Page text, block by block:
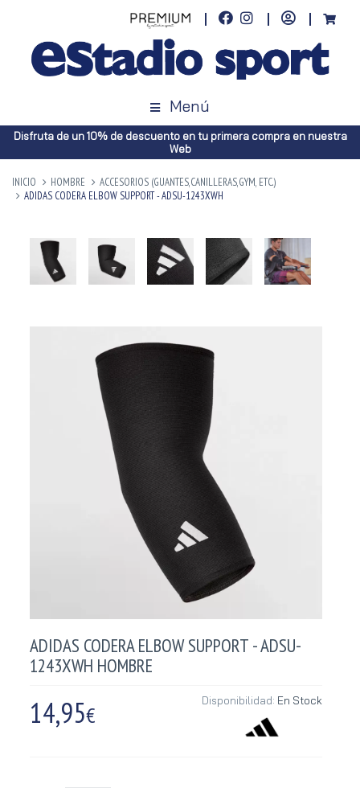
Menú
Disfruta de un 10% de descuento en tu primera compra en nuestra
Web
INICIO HOMBRE
ACCESORIOS (GUANTES,CANILLERAS,GYM, ETC.)
ADIDAS CODERA ELBOW SUPPORT - ADSU-1243XWH
ADIDAS CODERA ELBOW SUPPORT - ADSU-
1243XWH HOMBRE
14,95€
Disponibilidad: En Stock